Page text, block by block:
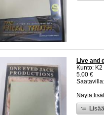
Live and
Kunto:
5.00 €
Näytä